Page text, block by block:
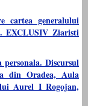
cartea generalului
EXCLUSIV Ziaristi
personala. Discursul
din Oradea, Aula
Aurel I Rogojan,